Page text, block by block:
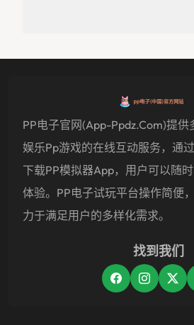
PP电子官网(app-Ppdz.com)提供
娱乐pp游戏的在线互动服务，通
下载PP模拟器app，用户可以随
体验。PP电子试玩平台操作简便
力于满足用户的多样化需求。
找到我们